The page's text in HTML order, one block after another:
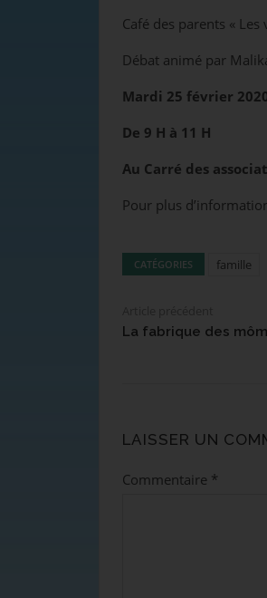
Café des parents «
Débat animé par
Mardi 25 février
De 9 H à 11 H
Au Carré des
Pour plus
CATÉGORIES famille
La fabrique des
LAISSER UN
Commentaire *